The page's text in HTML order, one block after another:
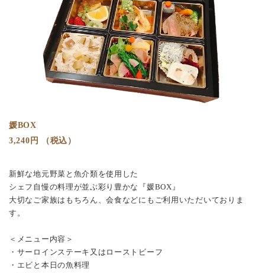
媛BOX
3,240円 （税込）
新鮮な地元野菜と魚介類を使用した
シェフ自慢の料理が並ぶ彩り豊かな『媛BOX』
大切なご家族はもちろん、会食などにもご利用いただいておりま
す。
＜メニュー内容＞
・サーロインステーキ又はローストビーフ
・エビと本日の魚料理